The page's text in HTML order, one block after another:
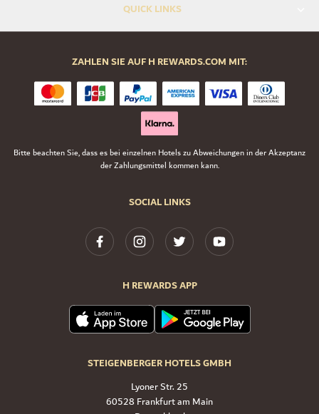
QUICK LINKS
SOCIAL LINKS
H REWARDS APP
STEIGENBERGER HOTELS GMBH
Lyoner Str. 25
60528 Frankfurt am Main
ZAHLEN SIE AUF H REWARDS.COM MIT:
Bitte beachten Sie, dass es bei einzelnen Hotels zu Abweichungen in der Akzeptanz
der Zahlungsmittel kommen kann.